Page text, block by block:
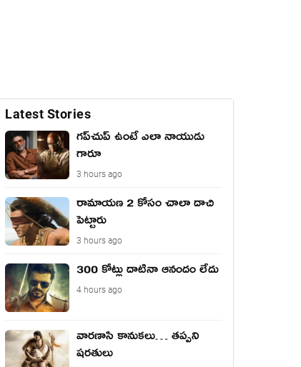
Latest Stories
గప్‌చుప్ ఉంటే ఎలా నాయుడు
గారూ
3 hours ago
రామాయణ 2 కోసం చాలా దాచి
పెట్టారు
3 hours ago
300 కోట్లు దాటినా ఆనందం లేదు
4 hours ago
వారణాసి కానుకలు… తప్పని
షరతులు